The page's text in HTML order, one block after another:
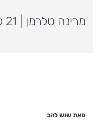
מרינה טלרמן
מאת שוש להב